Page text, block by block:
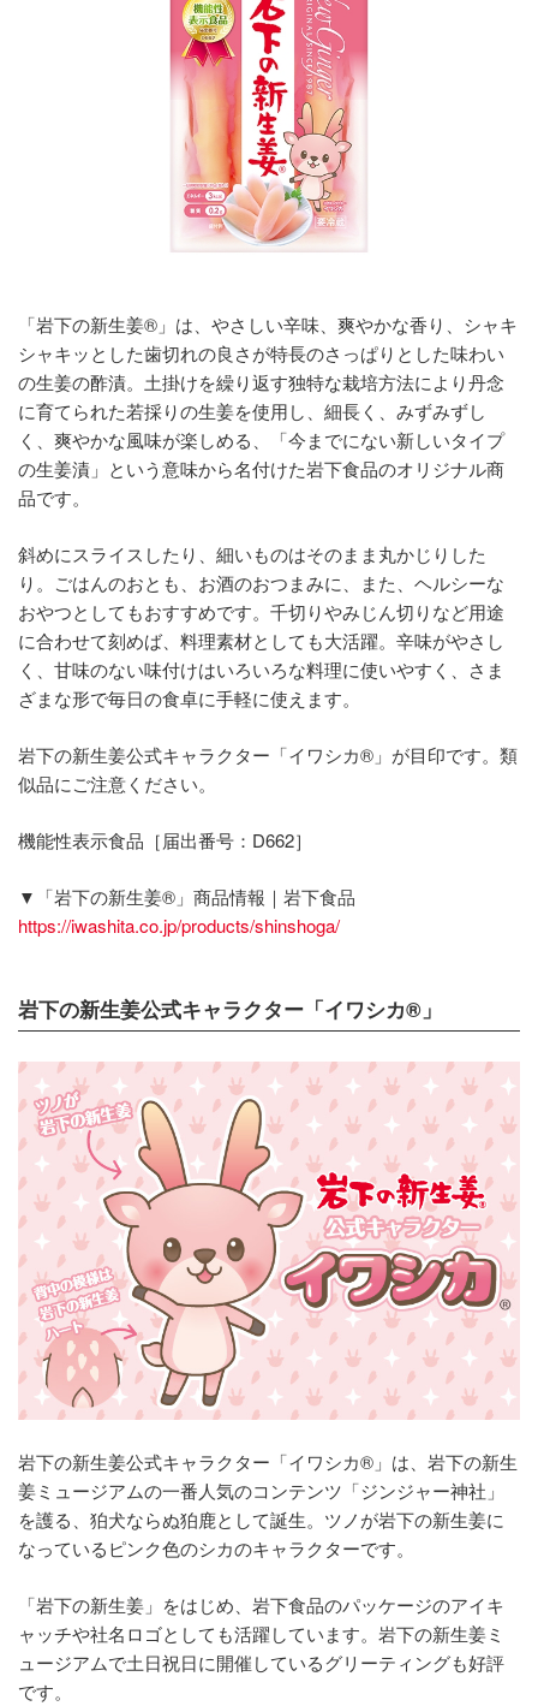
「岩下の新生姜®」は、やさしい辛味、爽やかな香り、シャキ
シャキッとした歯切れの良さが特長のさっぱりとした味わい
の生姜の酢漬。土掛けを繰り返す独特な栽培方法により丹念
に育てられた若採りの生姜を使用し、細長く、みずみずし
く、爽やかな風味が楽しめる、「今までにない新しいタイプ
の生姜漬」という意味から名付けた岩下食品のオリジナル商
品です。
斜めにスライスしたり、細いものはそのまま丸かじりした
り。ごはんのおとも、お酒のおつまみに、また、ヘルシーな
おやつとしてもおすすめです。千切りやみじん切りなど用途
に合わせて刻めば、料理素材としても大活躍。辛味がやさし
く、甘味のない味付けはいろいろな料理に使いやすく、さま
ざまな形で毎日の食卓に手軽に使えます。
岩下の新生姜公式キャラクター「イワシカ®」が目印です。類
似品にご注意ください。
機能性表示食品［届出番号：D662］
▼「岩下の新生姜®」商品情報｜岩下食品
https://iwashita.co.jp/products/shinshoga/
岩下の新生姜公式キャラクター「イワシカ®」
岩下の新生姜公式キャラクター「イワシカ®」は、岩下の新生
姜ミュージアムの一番人気のコンテンツ「ジンジャー神社」
を護る、狛犬ならぬ狛鹿として誕生。ツノが岩下の新生姜に
なっているピンク色のシカのキャラクターです。
「岩下の新生姜」をはじめ、岩下食品のパッケージのアイキ
ャッチや社名ロゴとしても活躍しています。岩下の新生姜ミ
ュージアムで土日祝日に開催しているグリーティングも好評
です。